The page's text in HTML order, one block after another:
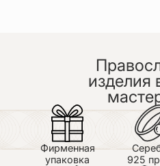
изделия
Фирменная
упаковка
925